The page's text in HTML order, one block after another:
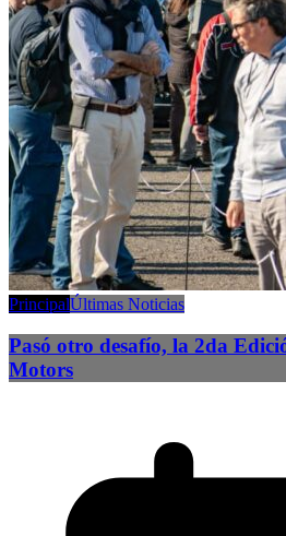
PrincipalÚltimas Noticias
Pasó otro desafío, la 2da
Motors